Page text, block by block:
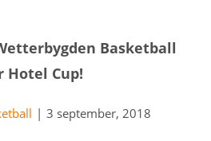
Basketball
Hotel Cup!
| 3 september, 2018